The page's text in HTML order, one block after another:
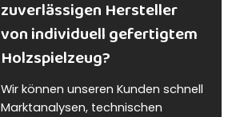
zuverlässigen Hersteller
von individuell gefertigtem
Holzspielzeug?
Wir können unseren Kunden schnell
Marktanalysen, technischen